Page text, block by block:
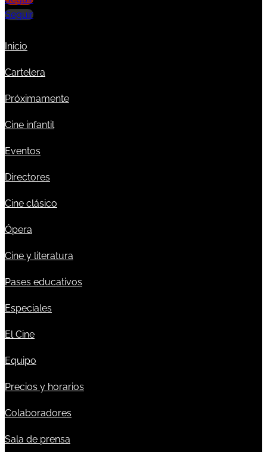
Seguir
Inicio
Cartelera
Próximamente
Cine infantil
Eventos
Directores
Cine clásico
Ópera
Cine y literatura
Pases educativos
Especiales
El Cine
Equipo
Precios y horarios
Colaboradores
Sala de prensa